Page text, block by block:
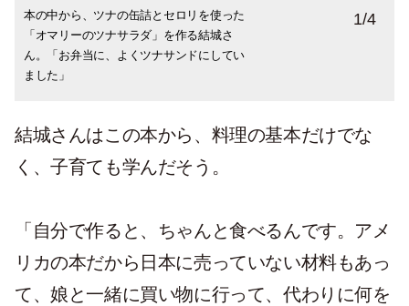
本の中から、ツナの缶詰とセロリを使った
「オマリーのツナサラダ」を作る結城さ
ん。「お弁当に、よくツナサンドにしてい
ました」
器にレタスの葉をしき、ツナサラダを盛る
のはレシピ通り。細かく切った赤玉ねぎや
きゅうりを入れてアレンジすることも。
ディズニーが大好きだった娘さんが初めて1
人で選んだ本。「絵だけ見ると子ども向け
ですが、レシピがしっかりしています」
スウェーデンの家庭料理の本や、アラブ料
理の本など、どれも料理の基本が学べる本
を愛読。分量を書き込んで、自分だけの本
に。
1/4
結城さんはこの本から、料理の基本だけでな
く、子育ても学んだそう。
「自分で作ると、ちゃんと食べるんです。アメ
リカの本だから日本に売っていない材料もあっ
て、娘と一緒に買い物に行って、代わりに何を